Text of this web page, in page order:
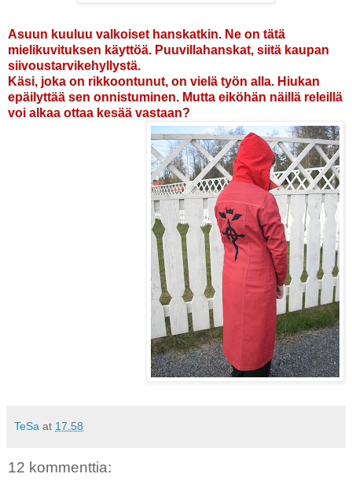
Asuun kuuluu valkoiset hanskatkin. Ne on tätä
mielikuvituksen käyttöä. Puuvillahanskat, siitä kaupan
siivoustarvikehyllystä.
Käsi, joka on rikkoontunut, on vielä työn alla. Hiukan
epäilyttää sen onnistuminen. Mutta eiköhän näillä releillä
voi alkaa ottaa kesää vastaan?
TeSa at 17.58
12 kommenttia: